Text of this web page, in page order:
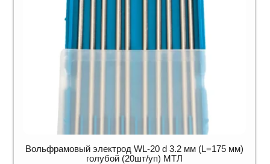
Вольфрамовый электрод WL-20 d 3.2 мм (L=175 мм)
голубой (20шт/уп) МТЛ